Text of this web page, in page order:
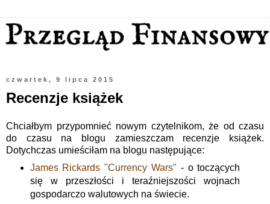
czwartek, 9 lipca 2015
Recenzje książek
Chciałbym przypomnieć nowym czytelnikom, że od czasu
do czasu na blogu zamieszczam recenzje książek.
Dotychczas umieściłam na blogu następujące:
James Rickards "Currency Wars" - o toczących
się w przeszłości i teraźniejszości wojnach
gospodarczo walutowych na świecie.